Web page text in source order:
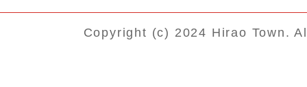
Copyright (c) 2024 Hirao Town.